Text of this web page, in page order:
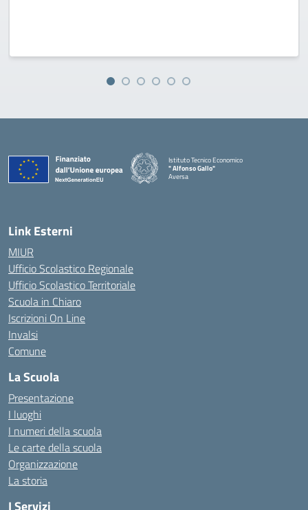
Istituto Tecnico Economico
" Alfonso Gallo"
Aversa
Link Esterni
MIUR
Ufficio Scolastico Regionale
Ufficio Scolastico Territoriale
Scuola in Chiaro
Iscrizioni On Line
Invalsi
Comune
La Scuola
Presentazione
I luoghi
I numeri della scuola
Le carte della scuola
Organizzazione
La storia
I Servizi